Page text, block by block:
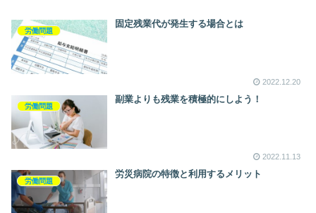
労働問題
固定残業代が発生する場合とは
2022.12.20
労働問題
副業よりも残業を積極的にしよう！
2022.11.13
労働問題
労災病院の特徴と利用するメリット